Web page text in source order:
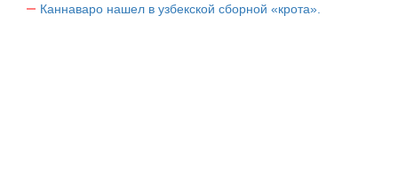
Каннаваро нашел в узбекской сборной «крота».